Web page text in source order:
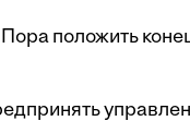
Пора положить